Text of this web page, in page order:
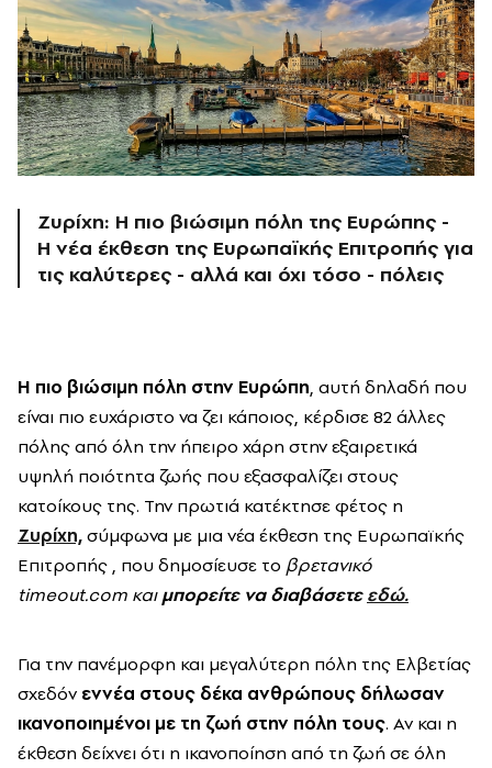
Ζυρίχη: Η πιο βιώσιμη πόλη της Ευρώπης -
Η νέα έκθεση της Ευρωπαϊκής Επιτροπής για
τις καλύτερες - αλλά και όχι τόσο - πόλεις
Η πιο βιώσιμη πόλη στην Ευρώπη, αυτή δηλαδή που
είναι πιο ευχάριστο να ζει κάποιος, κέρδισε 82 άλλες
πόλης από όλη την ήπειρο χάρη στην εξαιρετικά
υψηλή ποιότητα ζωής που εξασφαλίζει στους
κατοίκους της. Την πρωτιά κατέκτησε φέτος η
Ζυρίχη,σύμφωνα με μια νέα έκθεση της Ευρωπαϊκής
Επιτροπής , που δημοσίευσε το βρετανικό
timeout.com καιμπορείτε να διαβάσετεεδώ.
Για την πανέμορφη και μεγαλύτερη πόλη της Ελβετίας
σχεδόν εννέα στους δέκα ανθρώπους δήλωσαν
ικανοποιημένοι με τη ζωή στην πόλη τους. Αν και η
έκθεση δείχνει ότι η ικανοποίηση από τη ζωή σε όλη